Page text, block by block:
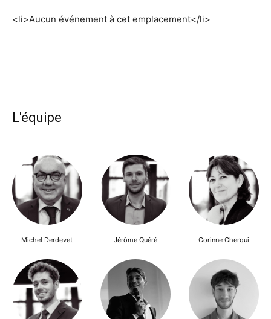
<li>Aucun événement à cet emplacement</li>
L'équipe
Michel Derdevet Jérôme Quéré Corinne Cherqui